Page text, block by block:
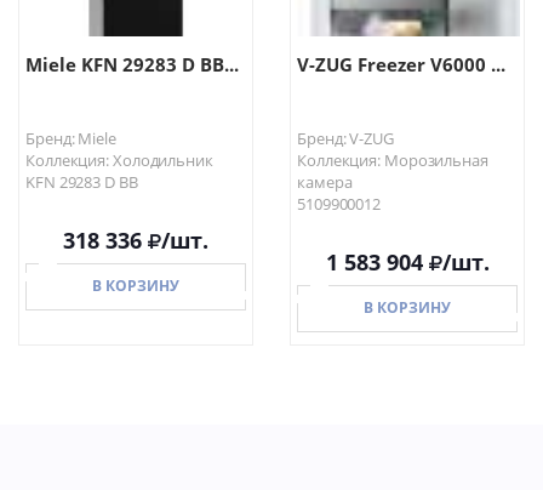
Miele KFN 29283 D BB...
Бренд: Miele
Коллекция: Холодильник
KFN 29283 D BB
318 336 /шт.
В КОРЗИНУ
V-ZUG Freezer V6000 ...
Бренд: V-ZUG
Коллекция: Морозильная
камера
5109900012
1 583 904 /шт.
В КОРЗИНУ